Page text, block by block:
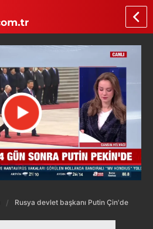
Rusya devlet başkanı Putin Çin'de